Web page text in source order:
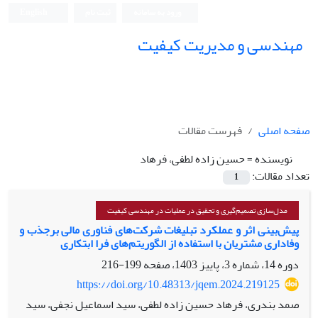
مهندسی و مدیریت کیفیت
صفحه اصلی
فهرست مقالات
نویسنده =حسین زاده لطفی، فرهاد
تعداد مقالات:
1
مدل‌سازی تصمیم‌گیری و تحقیق در عملیات در مهندسی کیفیت
پیش‌بینی اثر و عملکرد تبلیغات شرکت‌های فناوری مالی برجذب و
وفاداری مشتریان با استفاده از الگوریتم‌های فرا ابتکاری
دوره 14، شماره 3، پاییز 1403، صفحه
199-216
https://doi.org/10.48313/jqem.2024.219125
صمد بندری، فرهاد حسین زاده لطفی، سید اسماعیل نجفی، سید